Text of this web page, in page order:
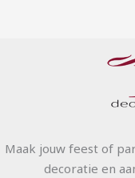
Maak jouw feest of
decoratie en